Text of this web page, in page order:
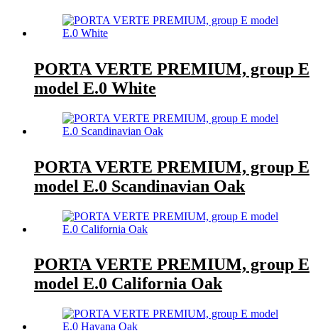
PORTA VERTE PREMIUM, group E
model E.0 White
PORTA VERTE PREMIUM, group E
model E.0 Scandinavian Oak
PORTA VERTE PREMIUM, group E
model E.0 California Oak